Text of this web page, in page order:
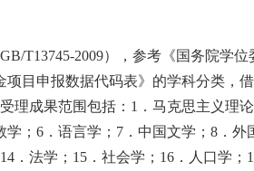
2009），参考《国务院学位
项目申报数据代码表》的学科分类，
理成果范围包括：1．马克思主义理
；6．语言学；7．中国文学；8．外
．法学；15．社会学；16．人口学